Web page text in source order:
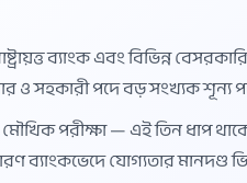
ব্যাংক এবং বিভিন্ন
ও সহকারী পদে বড় সংখ্যক শূন্য
মৌখিক পরীক্ষা — এই তিন ধাপ
ব্যাংকভেদে যোগ্যতার মানদণ্ড